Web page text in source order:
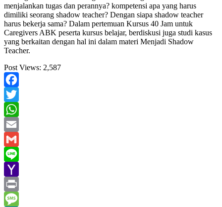
menjalankan tugas dan perannya? kompetensi apa yang harus
dimiliki seorang shadow teacher? Dengan siapa shadow teacher
harus bekerja sama? Dalam pertemuan Kursus 40 Jam untuk
Caregivers ABK peserta kursus belajar, berdiskusi juga studi kasus
yang berkaitan dengan hal ini dalam materi Menjadi Shadow
Teacher.
Post Views: 2,587
Facebook
Twitter
WhatsApp
Email
Gmail
Line
Yahoo
Mail
Print